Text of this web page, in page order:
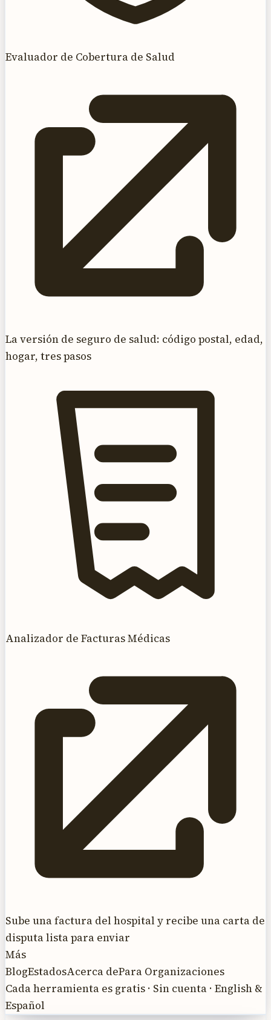
Evaluador de Cobertura de Salud
La versión de seguro de salud: código postal, edad,
hogar, tres pasos
Analizador de Facturas Médicas
Sube una factura del hospital y recibe una carta de
disputa lista para enviar
Más
BlogEstadosAcerca dePara Organizaciones
Cada herramienta es gratis · Sin cuenta · English &
Español